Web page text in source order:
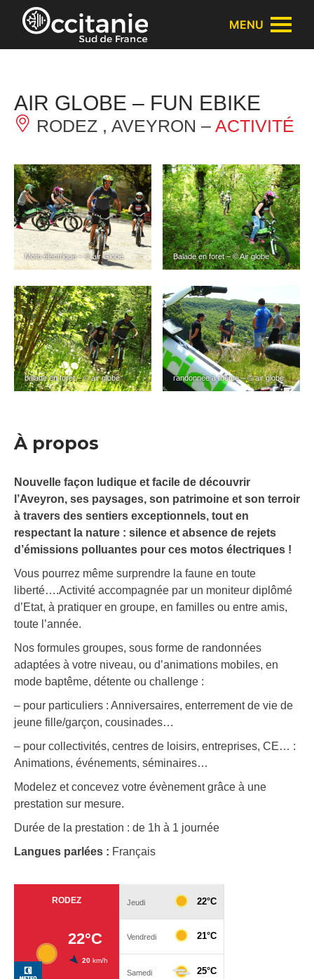
Panneau de gestion des cookies
MENU
AIR GLOBE – FUN EBIKE
RODEZ , AVEYRON – ACTIVITÉ
Moto électrique – © air Globe Balade en foret – © Air globe
balade en foret – © air globe randonnée à thème – © air globe
À propos
Nouvelle façon ludique et facile de découvrir
l’Aveyron, ses paysages, son patrimoine et son terroir
à travers des sentiers exceptionnels, tout en
respectant la nature : silence et absence de rejets
d’émissions polluantes pour ces motos électriques !
Vous pourrez même surprendre la faune en toute
liberté….Activité accompagnée par un moniteur diplômé
d’Etat, à pratiquer en groupe, en familles ou entre amis,
toute l’année.
Nos formules groupes, sous forme de randonnées
adaptées à votre niveau, ou d’animations mobiles, en
mode baptême, détente ou challenge :
– pour particuliers : Anniversaires, enterrement de vie de
jeune fille/garçon, cousinades…
– pour collectivités, centres de loisirs, entreprises, CE… :
Animations, événements, séminaires…
Modelez et concevez votre évènement grâce à une
prestation sur mesure.
Durée de la prestation : de 1h à 1 journée
Langues parlées : Français